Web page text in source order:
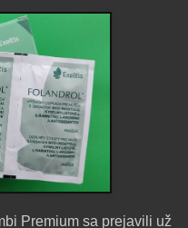
Premium sa prejavili už